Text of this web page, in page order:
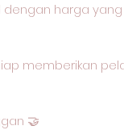
harga
memberikan
🤝